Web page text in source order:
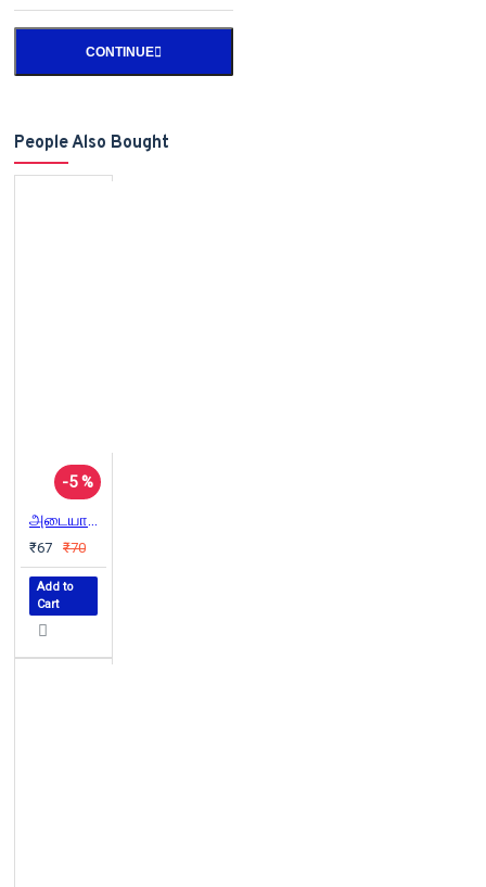
CONTINUE
People Also Bought
-5 %
அடையாளமற்றிருத்தல்
₹67 ₹70
Add to
Cart